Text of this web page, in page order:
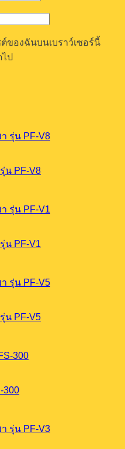
ของฉันบนเบราว์เซอร์นี้
ป
น PF-V8
น PF-V1
น PF-V5
300